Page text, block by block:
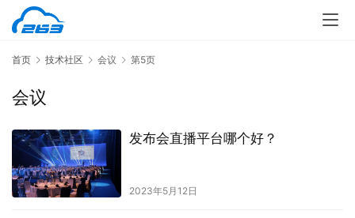
首页 技术社区 会议 第5页
会议
发布会直播平台哪个好？
2023年5月12日